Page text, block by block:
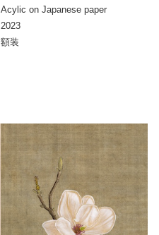
Acylic on Japanese paper
2023
額装